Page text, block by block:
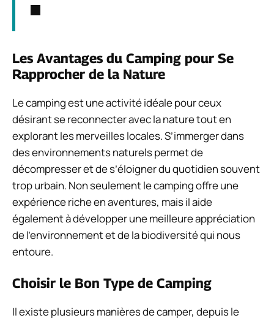
Les Avantages du Camping pour Se
Rapprocher de la Nature
Le camping est une activité idéale pour ceux
désirant se reconnecter avec la nature tout en
explorant les merveilles locales. S’immerger dans
des environnements naturels permet de
décompresser et de s’éloigner du quotidien souvent
trop urbain. Non seulement le camping offre une
expérience riche en aventures, mais il aide
également à développer une meilleure appréciation
de l’environnement et de la biodiversité qui nous
entoure.
Choisir le Bon Type de Camping
Il existe plusieurs manières de camper, depuis le